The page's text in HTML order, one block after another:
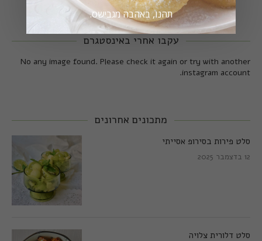
עקבו אחרי באינסטגרם
No any image found. Please check it again or try with another
instagram account.
מתכונים אחרונים
סלט פירות בסירופ אסייתי
12 בדצמבר 2025
סלט דלורית צלויה
תהנו, באהבה מגבישס.